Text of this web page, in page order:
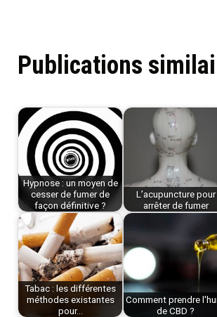
Publications
Hypnose : un moyen de
cesser de fumer de
façon définitive ?
L’acupuncture pour
arrêter de fumer
Tabac : les différentes
méthodes existantes
pour…
Comment prendre
de CBD ?